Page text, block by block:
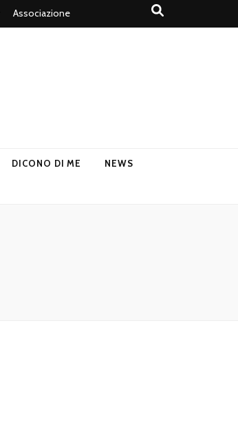
Associazione
DICONO DI ME NEWS